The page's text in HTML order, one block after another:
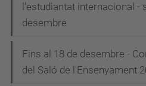
l'estudiantat internacional -
desembre
Fins al 18 de desembre -
del Saló de l'Ensenyament